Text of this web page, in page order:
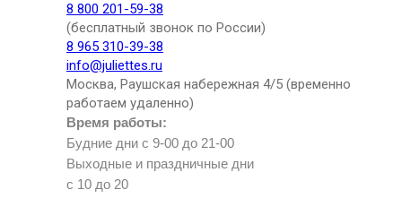
Время работы:
Будние дни с 9-00 до 21-00
Выходные и праздничные дни
с 10 до 20
8 800 201-59-38
(бесплатный звонок по России)
8 965 310-39-38
info@juliettes.ru
Москва, Раушская набережная 4/5 (временно
работаем удаленно)